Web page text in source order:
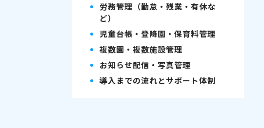
労務管理（勤怠・残業・有休な
ど）
児童台帳・登降園・保育料管理
複数園・複数施設管理
お知らせ配信・写真管理
導入までの流れとサポート体制